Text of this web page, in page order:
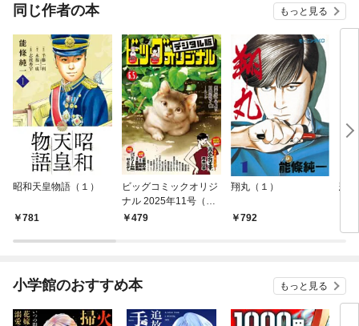
同じ作者の本 もっと見る
昭和天皇物語（１）
781
ビッグコミックオリジ
ナル 2025年11号（20
25年5月20日発売)
479
翔丸（１）
792
悲
小学館のおすすめ本 もっと見る